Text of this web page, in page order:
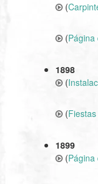
(
(
1898
(
(
1899
(